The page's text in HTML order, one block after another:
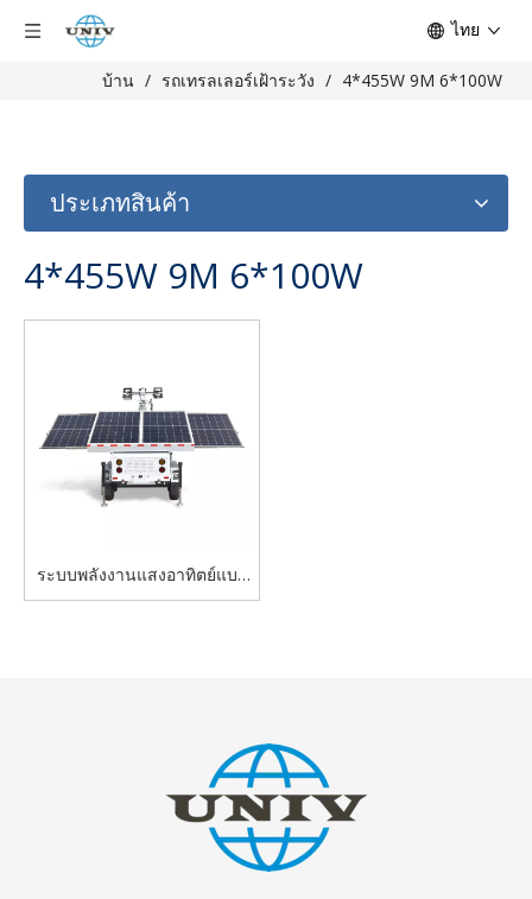
ไทย
บ้าน / รถเทรลเลอร์เฝ้าระวัง / 4*455W 9M 6*100W
ประเภทสินค้า
4*455W 9M 6*100W
ระบบพลังงานแสงอาทิตย์แบบ
พกพาพลังงานแสงอาทิตย์